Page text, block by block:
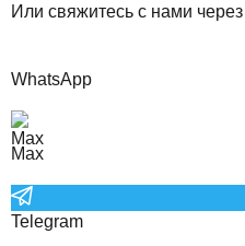
Или свяжитесь с нами
WhatsApp
Max
Telegram